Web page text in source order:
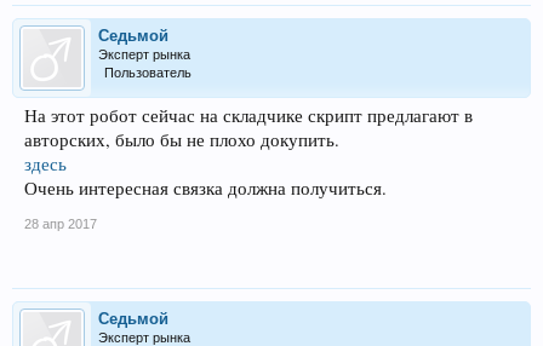
Седьмой
Эксперт рынка
Пользователь
На этот робот сейчас на складчике скрипт предлагают в
авторских, было бы не плохо докупить.
здесь
Очень интересная связка должна получиться.
28 апр 2017
Седьмой
Эксперт рынка